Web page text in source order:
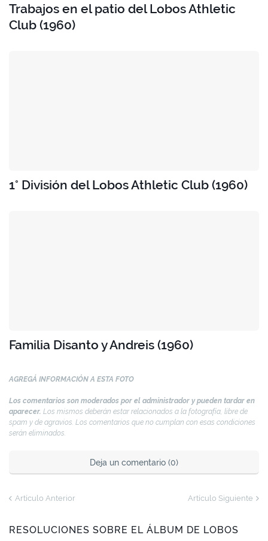
Trabajos en el patio del Lobos Athletic
Club (1960)
1° División del Lobos Athletic Club (1960)
Familia Disanto y Andreis (1960)
AGREGÁ INFORMACIÓN A ESTA FOTO
Los comentarios son moderados por el administrador y pueden tardar en
aparecer. Los mismos deberán estar relacionados a la fotografía, libre de
spam y de agravios. Los comentarios que no cumplan con esas condiciones
serán eliminados.
Deja un comentario (0)
Artículo Anterior Artículo Siguiente
RESOLUCIONES SOBRE EL ÁLBUM DE LOBOS